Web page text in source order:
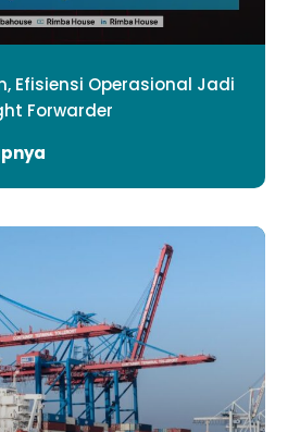
Efisiensi Operasional Jadi
Forwarder